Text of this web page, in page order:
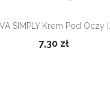
SIMPLY Krem Pod Oczy I...
7,30 zł